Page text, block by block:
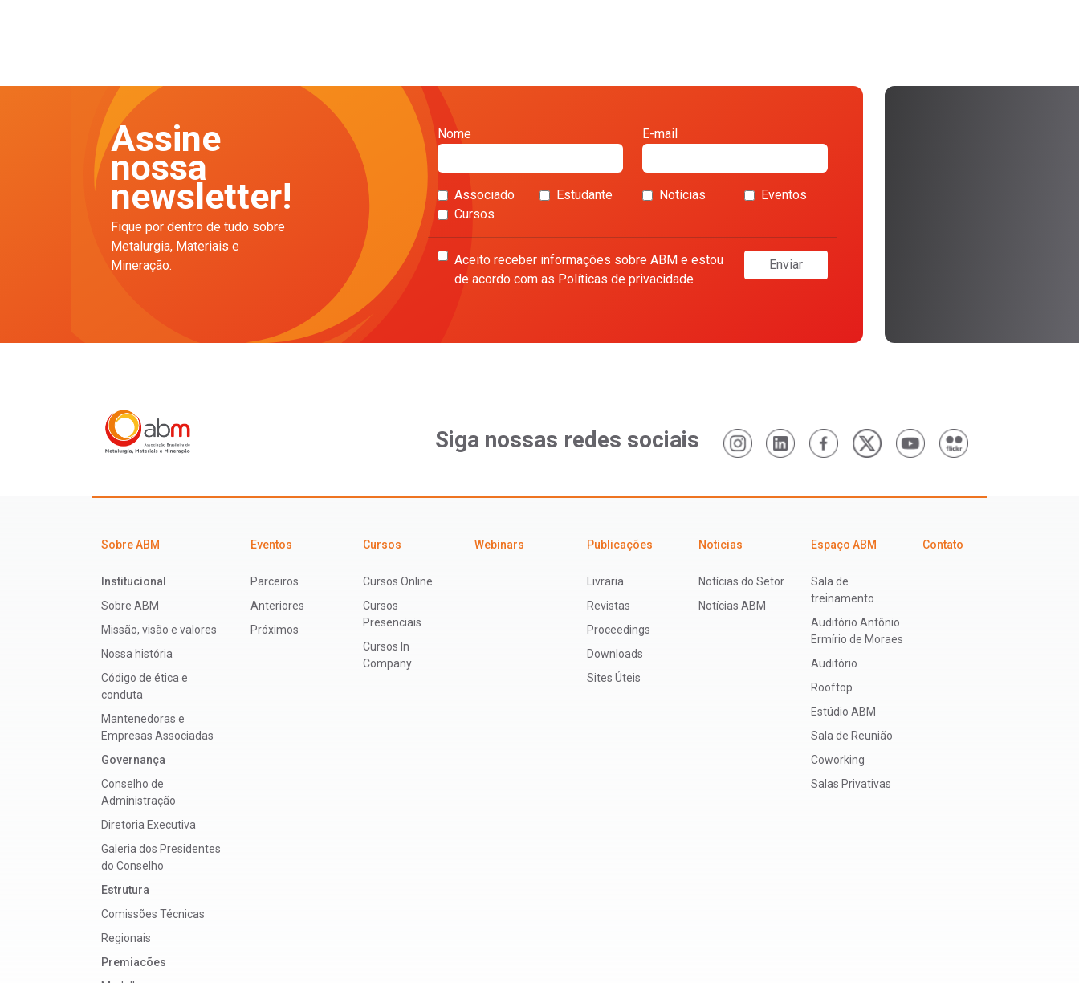
Assine
nossa
newsletter!
Fique por dentro de tudo sobre
Metalurgia, Materiais e
Mineração.
Nome E-mail
Associado Estudante Notícias
Eventos
Cursos
Aceito receber informações sobre ABM e estou
de acordo com as Políticas de privacidade
Enviar
Siga nossas redes sociais
Sobre ABM
Institucional
Sobre ABM
Missão, visão e valores
Nossa história
Código de ética e
conduta
Mantenedoras e
Empresas Associadas
Governança
Conselho de
Administração
Diretoria Executiva
Galeria dos Presidentes
do Conselho
Estrutura
Comissões Técnicas
Regionais
Premiacões
Eventos
Parceiros
Anteriores
Próximos
Cursos
Cursos Online
Cursos
Presenciais
Cursos In
Company
Webinars Publicações
Livraria
Revistas
Proceedings
Downloads
Sites Úteis
Noticias
Notícias do Setor
Notícias ABM
Espaço ABM
Sala de
treinamento
Auditório Antônio
Ermírio de Moraes
Auditório
Rooftop
Estúdio ABM
Sala de Reunião
Coworking
Salas Privativas
Contato